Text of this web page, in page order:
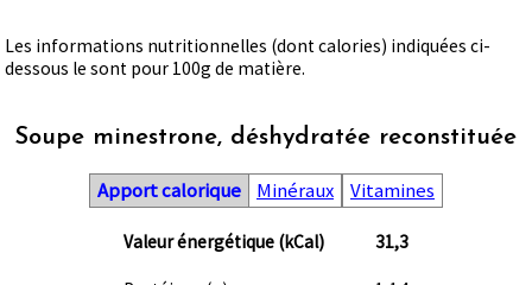
Les informations nutritionnelles (dont calories) indiquées ci-
dessous le sont pour 100g de matière.
Soupe minestrone, déshydratée reconstituée
Apport calorique Minéraux Vitamines
Valeur énergétique (kCal) 31,3